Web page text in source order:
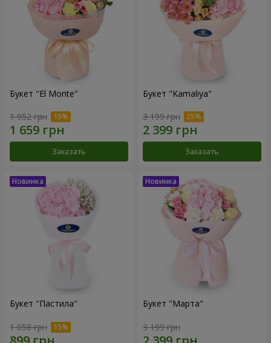
Букет "El Monte"
1 952 грн
Заказать
Букет "Kamaliya"
3 199 грн
Заказать
Букет "Пастила"
1 058 грн
Букет "Марта"
3 199 грн